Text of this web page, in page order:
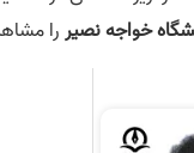
خواجه‌ نصیررا